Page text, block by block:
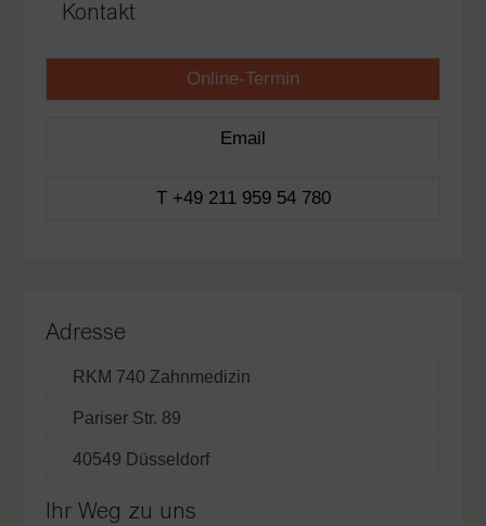
Kontakt
Online-Termin
Email
T +49 211 959 54 780
Adresse
RKM 740 Zahnmedizin
Pariser Str. 89
40549 Düsseldorf
Ihr Weg zu uns